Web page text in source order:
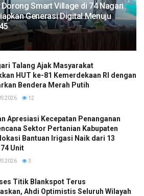
Smart Village di 74 Nagari
Generasi Digital Menuju
Talang Ajak Masyarakat
HUT ke-81 Kemerdekaan RI dengan
Bendera Merah Putih
2026 12
Apresiasi Kecepatan Penanganan
Sektor Pertanian Kabupaten
Bantuan Irigasi Naik dari 13
Unit
2026 3
Titik Blankspot Terus
Ahdi Optimistis Seluruh Wilayah